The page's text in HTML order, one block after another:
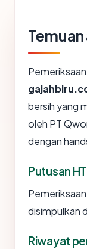
bersih yang
oleh PT
dengan
Putusan
disimpulkan
Riwayat